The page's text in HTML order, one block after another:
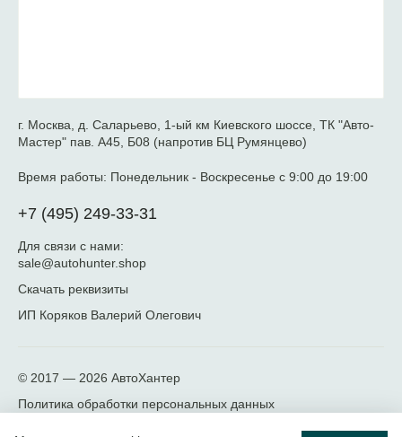
г. Москва, д. Саларьево, 1-ый км Киевского шоссе, ТК "Авто-
Мастер" пав. А45, Б08 (напротив БЦ Румянцево)
Время работы: Понедельник - Воскресенье с 9:00 до 19:00
+7 (495) 249-33-31
Для связи с нами:
sale@autohunter.shop
Скачать реквизиты
ИП Коряков Валерий Олегович
© 2017 — 2026 АвтоХантер
Политика обработки персональных данных